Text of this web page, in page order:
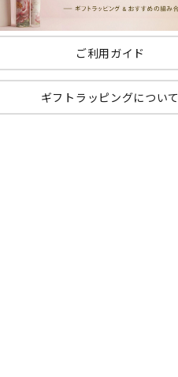
ご利用ガイド
ギフトラッピングについて